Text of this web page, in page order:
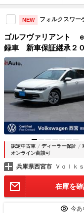
NEW フォルクスワー
ゴルフヴァリアント
録車 新車保証継承２
トラベルアシスト Ｉ
サイドアシスト リア
ト シートヒーター
認定中古車 ディーラー保証
オンライン商談可
兵庫県西宮市 Ｖｏｌｋ
在庫を
今あ